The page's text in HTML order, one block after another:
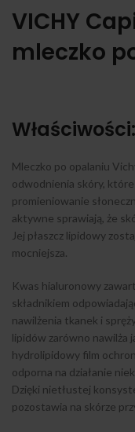
VICHY
mleczko
Właściwości:
Mleczko po opalaniu
odwodnienia skóry,
promieniowanie
aktywne sprawiają, że
Jej płaszcz lipidowy
mocniejsza.
Kwas hialuronowy
składnikiem
nawilżenia tkanek i
lipidów zarówno nawilża
hydrolipidowy film
odporna na działanie
Dzięki nietłustej
pozostawia na skórze